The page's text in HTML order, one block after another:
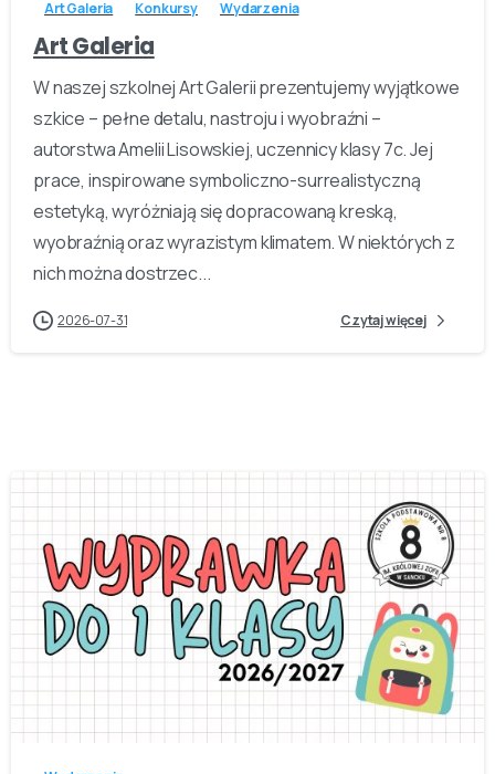
Art Galeria Konkursy Wydarzenia
Art Galeria
W naszej szkolnej Art Galerii prezentujemy wyjątkowe
szkice – pełne detalu, nastroju i wyobraźni –
autorstwa Amelii Lisowskiej, uczennicy klasy 7c. Jej
prace, inspirowane symboliczno-surrealistyczną
estetyką, wyróżniają się dopracowaną kreską,
wyobraźnią oraz wyrazistym klimatem. W niektórych z
nich można dostrzec...
2026-07-31 Czytaj więcej
-